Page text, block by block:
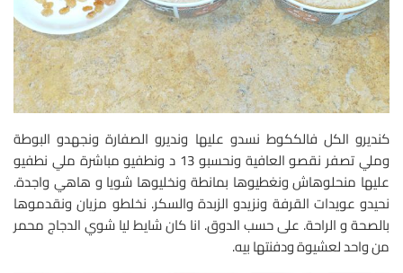
كنديرو الكل فالككوط نسدو عليها ونديرو الصفارة ونجهدو البوطة
وملي تصفر نقصو العافية ونحسبو 13 د ونطفيو مباشرة ملي نطفيو
عليها منحلوهاش ونغطيوها بمانطة ونخليوها شويا و هاهي واجدة.
نحيدو عويدات القرفة ونزيدو الزبدة والسكر. نخلطو مزيان ونقدموها
بالصحة و الراحة. على حسب الدوق. انا كان شايط ليا شوي الدجاج محمر
من واحد لعشيوة ودفنتها بيه.